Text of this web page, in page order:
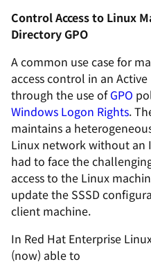
Control Access to Linux
Directory GPO
A common use case for
access control in an
through the use ofGPO
Windows Logon Rights.
maintains a
Linux network without an
had to face the
access to the Linux
update the SSSD
client machine.
In Red Hat Enterprise
(now) able to